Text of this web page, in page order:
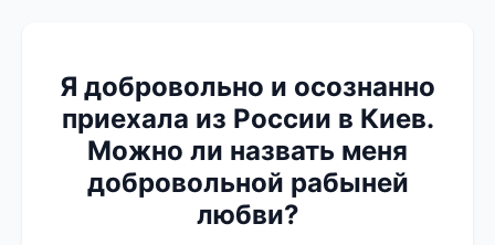
Я добровольно и осознанно
приехала из России в Киев.
Можно ли назвать меня
добровольной рабыней
любви?